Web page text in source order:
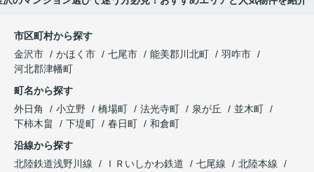
市区町村から探す
金沢市
かほく市 七尾市 能美郡川北町
羽咋市
河北郡津幡町
町名から探す
外日角
小立野 橋場町 法光寺町 泉が丘
並木町
下柿木畠
下堤町 春日町
和倉町
沿線から探す
北陸鉄道浅野川線
ＩＲいしかわ鉄道 七尾線
北陸本線